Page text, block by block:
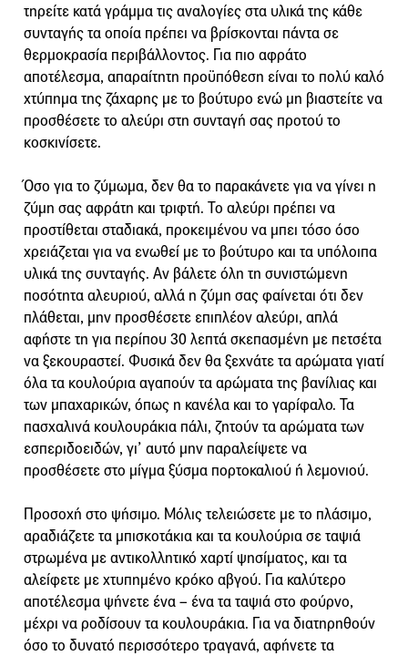
τηρείτε κατά γράμμα τις αναλογίες στα υλικά της κάθε
συνταγής τα οποία πρέπει να βρίσκονται πάντα σε
θερμοκρασία περιβάλλοντος. Για πιο αφράτο
αποτέλεσμα, απαραίτητη προϋπόθεση είναι το πολύ καλό
χτύπημα της ζάχαρης με το βούτυρο ενώ μη βιαστείτε να
προσθέσετε το αλεύρι στη συνταγή σας προτού το
κοσκινίσετε.
Όσο για το ζύμωμα, δεν θα το παρακάνετε για να γίνει η
ζύμη σας αφράτη και τριφτή. Το αλεύρι πρέπει να
προστίθεται σταδιακά, προκειμένου να μπει τόσο όσο
χρειάζεται για να ενωθεί με το βούτυρο και τα υπόλοιπα
υλικά της συνταγής. Αν βάλετε όλη τη συνιστώμενη
ποσότητα αλευριού, αλλά η ζύμη σας φαίνεται ότι δεν
πλάθεται, μην προσθέσετε επιπλέον αλεύρι, απλά
αφήστε τη για περίπου 30 λεπτά σκεπασμένη με πετσέτα
να ξεκουραστεί. Φυσικά δεν θα ξεχνάτε τα αρώματα γιατί
όλα τα κουλούρια αγαπούν τα αρώματα της βανίλιας και
των μπαχαρικών, όπως η κανέλα και το γαρίφαλο. Τα
πασχαλινά κουλουράκια πάλι, ζητούν τα αρώματα των
εσπεριδοειδών, γι’ αυτό μην παραλείψετε να
προσθέσετε στο μίγμα ξύσμα πορτοκαλιού ή λεμονιού.
Προσοχή στο ψήσιμο. Μόλις τελειώσετε με το πλάσιμο,
αραδιάζετε τα μπισκοτάκια και τα κουλούρια σε ταψιά
στρωμένα με αντικολλητικό χαρτί ψησίματος, και τα
αλείφετε με χτυπημένο κρόκο αβγού. Για καλύτερο
αποτέλεσμα ψήνετε ένα – ένα τα ταψιά στο φούρνο,
μέχρι να ροδίσουν τα κουλουράκια. Για να διατηρηθούν
όσο το δυνατό περισσότερο τραγανά, αφήνετε τα